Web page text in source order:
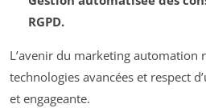
RGPD.
L’avenir du marketing automation
technologies avancées et respect
et engageante.